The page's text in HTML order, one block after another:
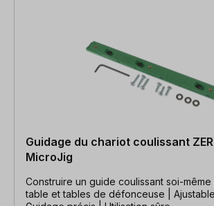
Guidage du chariot coulissant
MicroJig
Construire un guide coulissant soi-
table et tables de défonceuse | Ajustable